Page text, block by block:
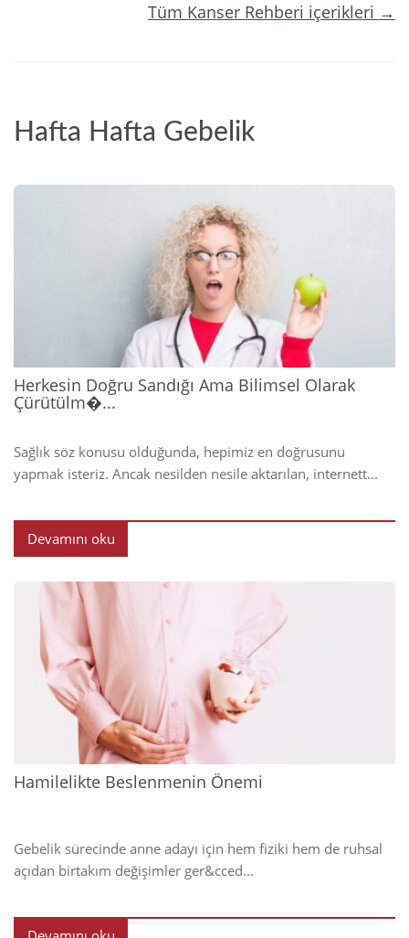
Tüm Kanser Rehberi içerikleri →
Hafta Hafta Gebelik
Herkesin Doğru Sandığı Ama Bilimsel Olarak
Çürütülm�...
Sağlık söz konusu olduğunda, hepimiz en doğrusunu
yapmak isteriz. Ancak nesilden nesile aktarılan, internett...
Devamını oku
Hamilelikte Beslenmenin Önemi
Gebelik sürecinde anne adayı için hem fiziki hem de ruhsal
açıdan birtakım değişimler ger&cced...